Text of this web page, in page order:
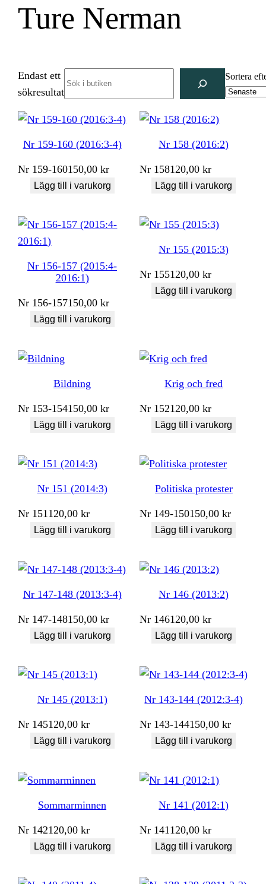
Ture Nerman
Endast ett
sökresultat
Sortera
Nr 159-160 (2016:3-4)
Nr 159-160150,00kr
Lägg till i varukorg
Nr 158 (2016:2)
Nr 158120,00kr
Lägg till i varukorg
Nr 156-157 (2015:4-
2016:1)
Nr 156-157150,00kr
Lägg till i varukorg
Nr 155 (2015:3)
Nr 155120,00kr
Lägg till i varukorg
Bildning
Nr 153-154150,00kr
Lägg till i varukorg
Krig och fred
Nr 152120,00kr
Lägg till i varukorg
Nr 151 (2014:3)
Nr 151120,00kr
Lägg till i varukorg
Politiska protester
Nr 149-150150,00kr
Lägg till i varukorg
Nr 147-148 (2013:3-4)
Nr 147-148150,00kr
Lägg till i varukorg
Nr 146 (2013:2)
Nr 146120,00kr
Lägg till i varukorg
Nr 145 (2013:1)
Nr 145120,00kr
Lägg till i varukorg
Nr 143-144 (2012:3-4)
Nr 143-144150,00kr
Lägg till i varukorg
Sommarminnen
Nr 142120,00kr
Lägg till i varukorg
Nr 141 (2012:1)
Nr 141 120,00kr
Lägg till i varukorg